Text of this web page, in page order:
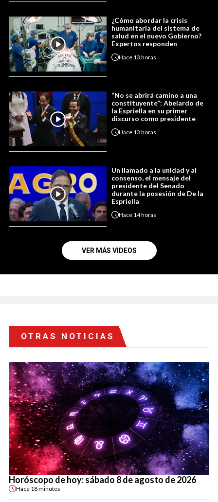
¿Cómo abordar la crisis
humanitaria del sistema de
salud en el nuevo Gobierno?
Expertos responden
Hace 13 horas
“No se abrirá camino a una
constituyente”: Abelardo de
la Espriella en su primer
discurso como presidente
Hace 13 horas
Un llamado a la unidad y al
consenso, el mensaje del
presidente del Senado
durante la posesión de De la
Espriella
Hace 14 horas
VER MÁS VIDEOS
OTRAS NOTICIAS
Horóscopo de hoy: sábado 8 de agosto de 2026
Hace 18 minutos